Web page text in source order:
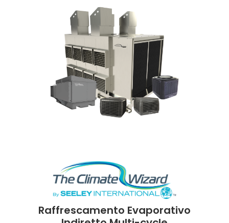
Raffrescamento Evaporativo